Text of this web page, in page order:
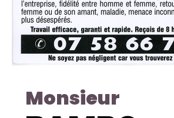
Monsieur